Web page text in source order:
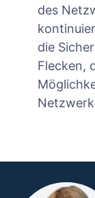
des
die
Flecken,